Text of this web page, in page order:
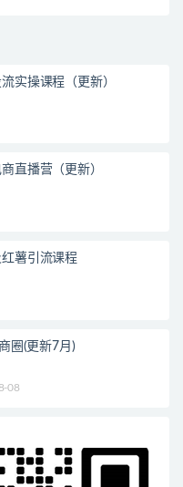
实操课程（更新）
直播营（更新）
薯引流课程
圈(更新7月)
08